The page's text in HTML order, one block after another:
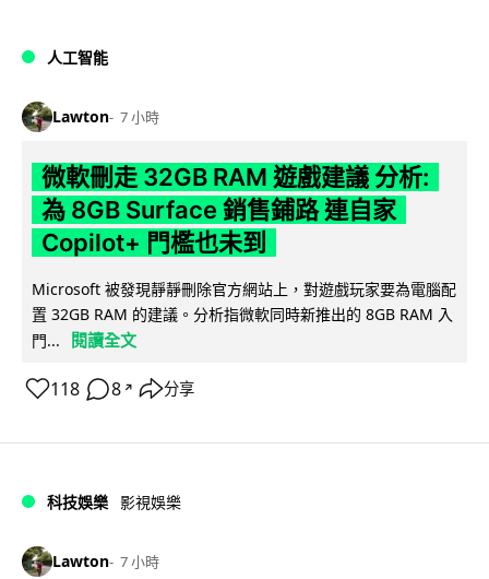
人工智能
Lawton 7 小時
微軟刪走 32GB RAM 遊戲建議 分析:
為 8GB Surface 銷售鋪路 連自家
Copilot+ 門檻也未到
Microsoft 被發現靜靜刪除官方網站上，對遊戲玩家要為電腦配
置 32GB RAM 的建議。分析指微軟同時新推出的 8GB RAM 入
門...
閱讀全文
118 8 ↗ 分享
科技娛樂 影視娛樂
Lawton 7 小時